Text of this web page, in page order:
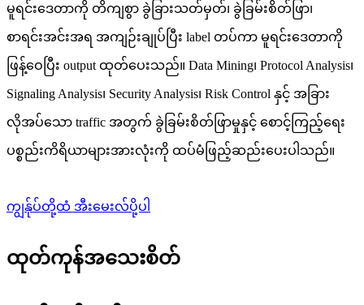
မူရင်းဒေတာကို တိကျစွာ ခွဲခြားသတ်မှတ်၊ ခွဲခြမ်းစိတ်ဖြာ၊
စာရင်းအင်းအရ အကျဉ်းချုပ်ပြီး label တပ်ကာ မူရင်းဒေတာကို
ဖြန့်ဝေပြီး output ထုတ်ပေးသည်။ Data Mining၊ Protocol Analysis၊
Signaling Analysis၊ Security Analysis၊ Risk Control နှင့် အခြား
လိုအပ်သော traffic အတွက် ခွဲခြမ်းစိတ်ဖြာမှုနှင့် စောင့်ကြည့်ရေး
ပစ္စည်းကိရိယာများအားလုံးကို ထပ်မံဖြည့်ဆည်းပေးပါသည်။
ကျွန်ုပ်တို့ထံ အီးမေးလ်ပို့ပါ
ထုတ်ကုန်အသေးစိတ်